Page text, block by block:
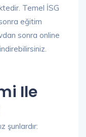
Temel İSG
eğitim
sonra online
Ile
şunlardır: